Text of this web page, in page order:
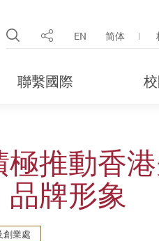
Open Site Search
分享 EN 简体
聯繫國際
推動香
牌形象
創業處